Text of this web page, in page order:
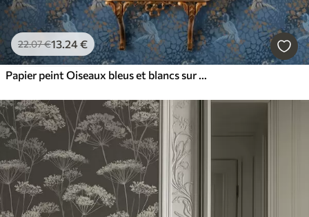
22.07€13.24€
Papier peint Oiseaux bleus et blancs sur fond bleu